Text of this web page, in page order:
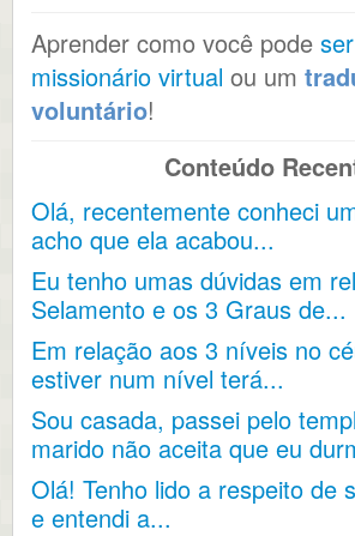
Aprender como você pode
missionário virtual ou um
voluntário!
Conteúdo
Olá, recentemente conheci
acho que ela acabou...
Eu tenho umas dúvidas em
Selamento e os 3 Graus de...
Em relação aos 3 níveis no
estiver num nível terá...
Sou casada, passei pelo
marido não aceita que eu
Olá! Tenho lido a respeito de
e entendi a...